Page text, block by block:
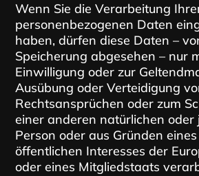
Wenn Sie die Verarbeitung
personenbezogenen Daten
haben, dürfen diese Daten –
Speicherung abgesehen – nur
Einwilligung oder zur
Ausübung oder Verteidigung
Rechtsansprüchen oder zum
einer anderen natürlichen oder
Person oder aus Gründen
öffentlichen Interesses der
oder eines Mitgliedstaats